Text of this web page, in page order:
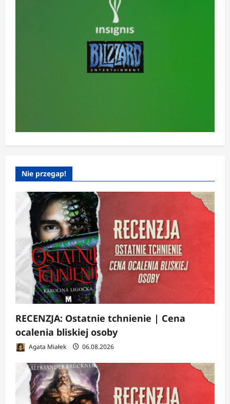
Nie przegap!
RECENZJA: Ostatnie tchnienie | Cena
ocalenia bliskiej osoby
Agata Miałek 06.08.2026